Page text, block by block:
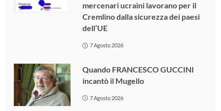
mercenari ucraini lavorano per il
Cremlino dalla sicurezza dei paesi
dell’UE
7 Agosto 2026
Quando FRANCESCO GUCCINI
incantò il Mugello
7 Agosto 2026